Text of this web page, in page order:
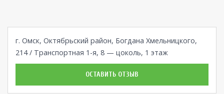
г. Омск, Октябрьский район, Богдана Хмельницкого,
214 / Транспортная 1-я, 8 — цоколь, 1 этаж
ОСТАВИТЬ ОТЗЫВ